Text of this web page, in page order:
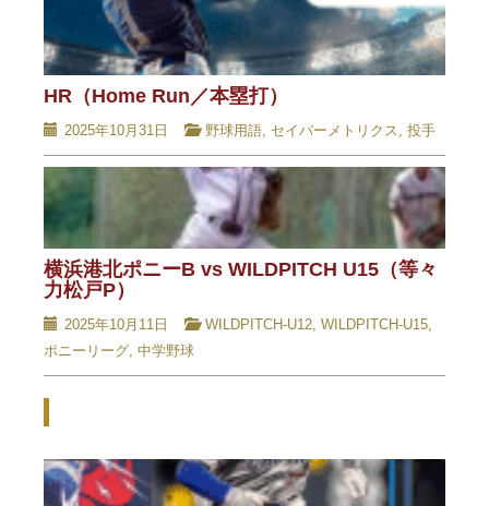
HR（Home Run／本塁打）
2025年10月31日 野球用語, セイバーメトリクス, 投手
横浜港北ポニーB vs WILDPITCH U15（等々
力松戸P）
2025年10月11日 WILDPITCH-U12, WILDPITCH-U15,
ポニーリーグ, 中学野球